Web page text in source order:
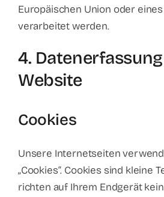
Europäischen Union oder
verarbeitet werden.
4.
Website
Cookies
Unsere Internetseiten
„Cookies“. Cookies sind kleine
richten auf Ihrem Endgerät